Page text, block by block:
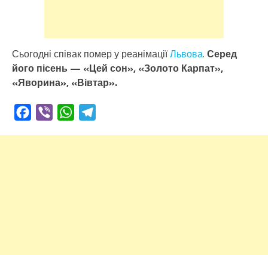
Сьогодні співак помер у реанімаціїЛьвова. Серед
його пісень — «Цей сон», «Золото Карпат»,
«Яворина», «Вівтар».
Facebook
Viber WhatsApp